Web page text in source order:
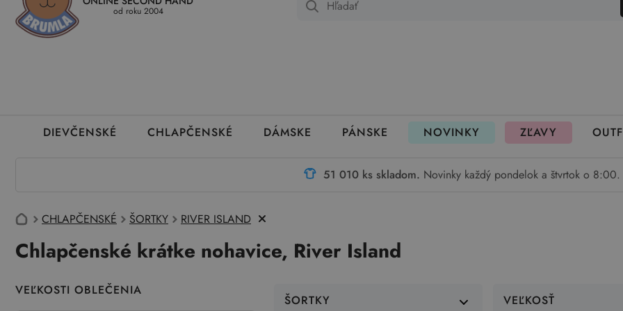
Kedy a ako dostanem tovar Ako môžem vrátiť oblečenie Ako fungujú rezervácie
od roku 2004
DIEVČENSKÉ CHLAPČENSKÉ DÁMSKE PÁNSKE NOVINKY ZĽAVY
51 010 ks skladom. Novinky každý pondelok a štvrtok o 8:00.
CHLAPČENSKÉ ŠORTKY RIVER ISLAND
Chlapčenské krátke nohavice, River Island
VEĽKOSTI OBLEČENIA
ŠORTKY VEĽKOSŤ